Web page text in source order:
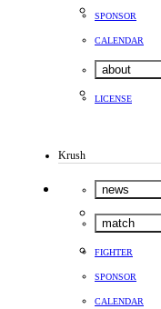
SPONSOR
CALENDAR
about
LICENSE
Krush
news
match
FIGHTER
SPONSOR
CALENDAR